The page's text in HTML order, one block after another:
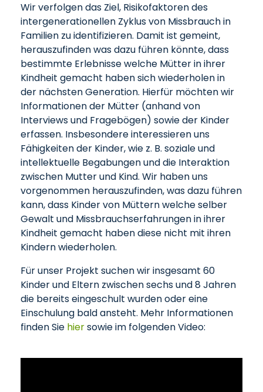
Wir verfolgen das Ziel, Risikofaktoren des
intergenerationellen Zyklus von Missbrauch in
Familien zu identifizieren. Damit ist gemeint,
herauszufinden was dazu führen könnte, dass
bestimmte Erlebnisse welche Mütter in ihrer
Kindheit gemacht haben sich wiederholen in
der nächsten Generation. Hierfür möchten wir
Informationen der Mütter (anhand von
Interviews und Fragebögen) sowie der Kinder
erfassen. Insbesondere interessieren uns
Fähigkeiten der Kinder, wie z. B. soziale und
intellektuelle Begabungen und die Interaktion
zwischen Mutter und Kind. Wir haben uns
vorgenommen herauszufinden, was dazu führen
kann, dass Kinder von Müttern welche selber
Gewalt und Missbrauchserfahrungen in ihrer
Kindheit gemacht haben diese nicht mit ihren
Kindern wiederholen.
Für unser Projekt suchen wir insgesamt 60
Kinder und Eltern zwischen sechs und 8 Jahren
die bereits eingeschult wurden oder eine
Einschulung bald ansteht. Mehr Informationen
finden Sie hiersowie im folgenden Video: